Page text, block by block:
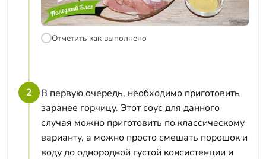
Отметить как выполнено
2
В первую очередь, необходимо приготовить
заранее горчицу. Этот соус для данного
случая можно приготовить по классическому
варианту, а можно просто смешать порошок и
воду до однородной густой консистенции и